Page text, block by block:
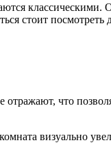
классическими.
стоит посмотреть
что
визуально